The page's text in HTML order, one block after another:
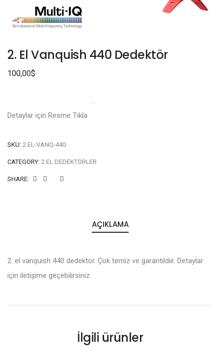
2. El Vanquish 440 Dedektör
100,00$
Detaylar için Resme Tıkla
SKU: 2.EL-VANQ-440
CATEGORY: 2.EL DEDEKTÖRLER
SHARE:
AÇIKLAMA
2. el vanquish 440 dedektör. Çok temiz ve garantildiir. Detaylar
için iletişime geçebilirsiniz.
İlgili ürünler